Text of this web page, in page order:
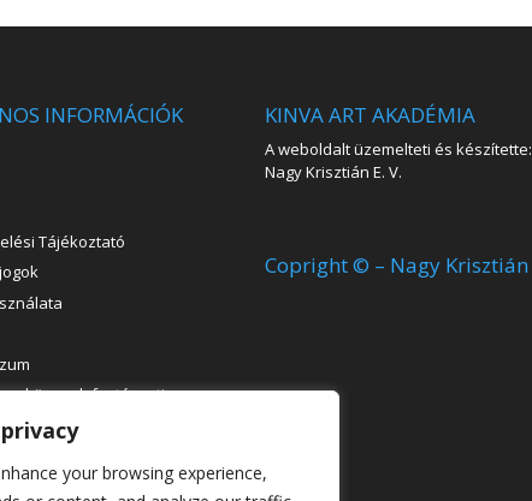
your browsing experience,
INFORMÁCIÓK
Tájékoztató
e-könyvek festészeti
KINVA ART AKADÉMIA
A weboldalt üzemelteti és készítette:
Nagy Krisztián E. V.
Copright © – Nagy Krisztián